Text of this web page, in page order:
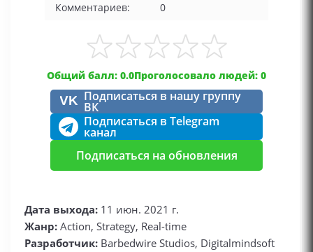
Комментариев:
0
Общий балл: 0.0Проголосовало людей: 0
VK Подписаться в нашу группу
ВК
Подписаться в Telegram
канал
Подписаться на обновления
Дата выхода: 11 июн. 2021 г.
Жанр: Action, Strategy, Real-time
Разработчик: Barbedwire Studios, Digitalmindsoft